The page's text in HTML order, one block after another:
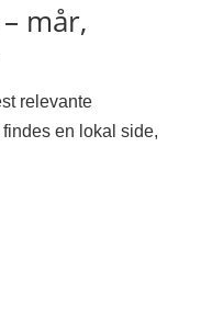
mår,
relevante
en lokal side,